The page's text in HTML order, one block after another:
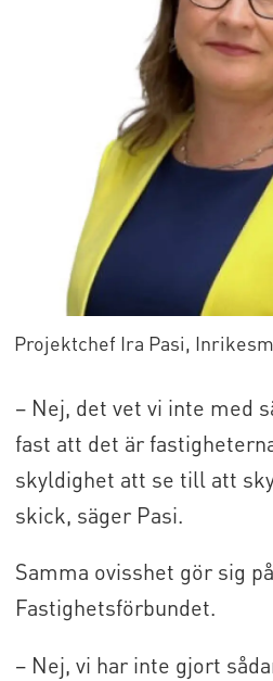
Projektchef Ira Pasi,
– Nej, det vet vi inte med
fast att det är
skyldighet att se till att
skick, säger Pasi.
Samma ovisshet gör sig
Fastighetsförbundet.
– Nej, vi har inte gjort